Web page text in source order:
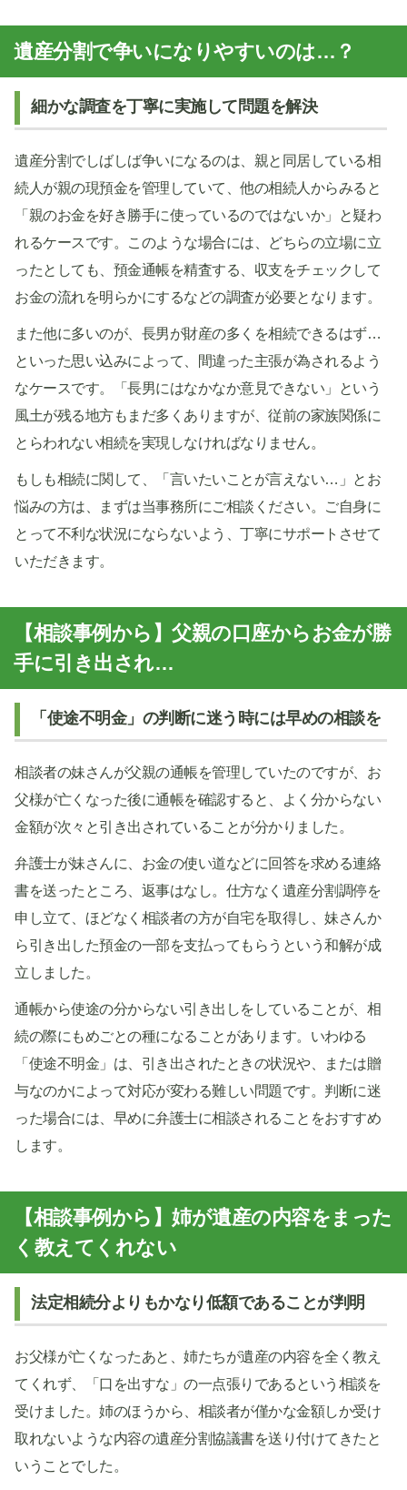
遺産分割で争いになりやすいのは…？
細かな調査を丁寧に実施して問題を解決
遺産分割でしばしば争いになるのは、親と同居している相
続人が親の現預金を管理していて、他の相続人からみると
「親のお金を好き勝手に使っているのではないか」と疑わ
れるケースです。このような場合には、どちらの立場に立
ったとしても、預金通帳を精査する、収支をチェックして
お金の流れを明らかにするなどの調査が必要となります。
また他に多いのが、長男が財産の多くを相続できるはず…
といった思い込みによって、間違った主張が為されるよう
なケースです。「長男にはなかなか意見できない」という
風土が残る地方もまだ多くありますが、従前の家族関係に
とらわれない相続を実現しなければなりません。
もしも相続に関して、「言いたいことが言えない…」とお
悩みの方は、まずは当事務所にご相談ください。ご自身に
とって不利な状況にならないよう、丁寧にサポートさせて
いただきます。
【相談事例から】父親の口座からお金が勝
手に引き出され…
「使途不明金」の判断に迷う時には早めの相談を
相談者の妹さんが父親の通帳を管理していたのですが、お
父様が亡くなった後に通帳を確認すると、よく分からない
金額が次々と引き出されていることが分かりました。
弁護士が妹さんに、お金の使い道などに回答を求める連絡
書を送ったところ、返事はなし。仕方なく遺産分割調停を
申し立て、ほどなく相談者の方が自宅を取得し、妹さんか
ら引き出した預金の一部を支払ってもらうという和解が成
立しました。
通帳から使途の分からない引き出しをしていることが、相
続の際にもめごとの種になることがあります。いわゆる
「使途不明金」は、引き出されたときの状況や、または贈
与なのかによって対応が変わる難しい問題です。判断に迷
った場合には、早めに弁護士に相談されることをおすすめ
します。
【相談事例から】姉が遺産の内容をまった
く教えてくれない
法定相続分よりもかなり低額であることが判明
お父様が亡くなったあと、姉たちが遺産の内容を全く教え
てくれず、「口を出すな」の一点張りであるという相談を
受けました。姉のほうから、相談者が僅かな金額しか受け
取れないような内容の遺産分割協議書を送り付けてきたと
いうことでした。